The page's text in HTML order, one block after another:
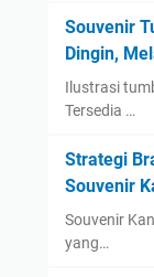
Souvenir
Dingin,
Ilustrasi
Tersedia …
Strategi
Souvenir
Souvenir
yang…